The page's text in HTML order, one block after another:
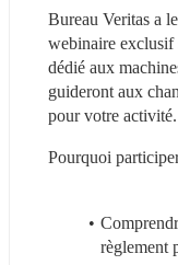
Bureau Veritas a
webinaire exclusif
dédié aux
guideront aux
pour votre activité.
Pourquoi
règlement